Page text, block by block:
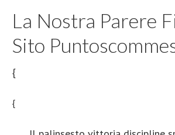
La Nostra Parere
Sito
{
{